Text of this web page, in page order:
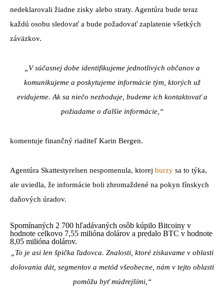
nedeklarovali žiadne zisky alebo straty. Agentúra bude teraz
každú osobu sledovať a bude požadovať zaplatenie všetkých
záväzkov.
„V súčasnej dobe identifikujeme jednotlivých občanov a
komunikujeme a poskytujeme informácie tým, ktorých už
evidujeme. Ak sa niečo nezhoduje, budeme ich kontaktovať a
požiadame o ďalšie informácie,“
komentuje finančný riaditeľ Karin Bergen.
Agentúra Skattestyrelsen nespomenula, ktorej burzy sa to týka,
ale uviedla, že informácie boli zhromaždené na pokyn fínskych
daňových úradov.
Spomínaných 2 700 hľadávaných osôb kúpilo Bitcoiny v
hodnote celkovo 7,55 milióna dolárov a predalo BTC v hodnote
8,05 milióna dolárov.
„To je asi len špička ľadovca. Znalosti, ktoré získavame v oblasti
dolovania dát, segmentov a metód všeobecne, nám v tejto oblasti
pomôžu byť múdrejšími,“